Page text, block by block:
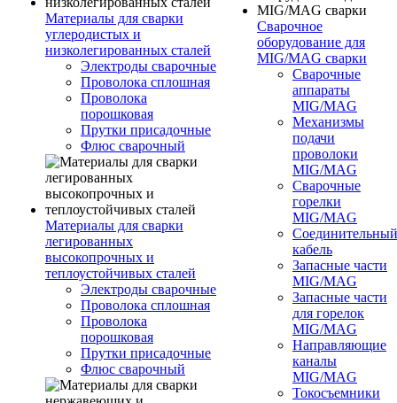
Материалы для сварки
углеродистых и
низколегированных сталей
Электроды сварочные
Проволока сплошная
Проволока
порошковая
Прутки присадочные
Флюс сварочный
Материалы для сварки
легированных
высокопрочных и
теплоустойчивых сталей
Электроды сварочные
Проволока сплошная
Проволока
порошковая
Прутки присадочные
Флюс сварочный
Сварочное
оборудование для
MIG/MAG сварки
Сварочные
аппараты
MIG/MAG
Механизмы
подачи
проволоки
MIG/MAG
Сварочные
горелки
MIG/MAG
Соединительный
кабель
Запасные части
MIG/MAG
Запасные части
для горелок
MIG/MAG
Направляющие
каналы
MIG/MAG
Токосъемники